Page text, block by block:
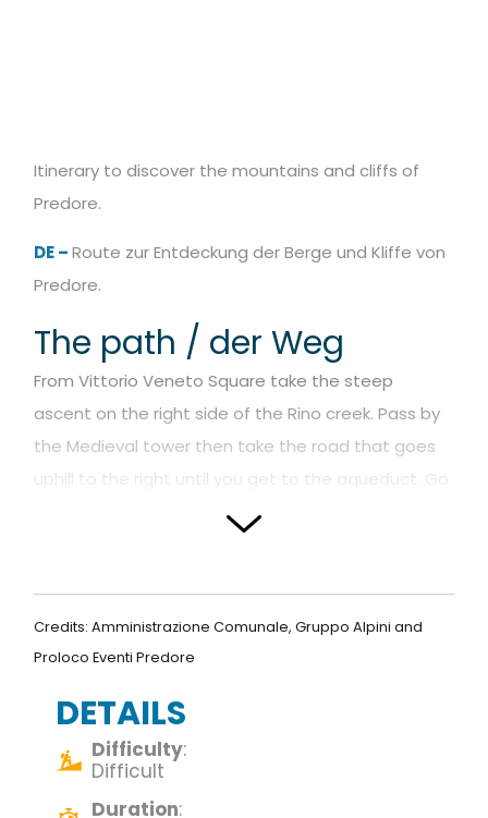
Itinerary to discover the mountains and cliffs of
Predore.
DE –Route zur Entdeckung der Berge und Kliffe von
Predore.
The path / der Weg
From Vittorio Veneto Square take the steep
ascent on the right side of the Rino creek. Pass by
the Medieval tower then take the road that goes
uphill to the right until you get to the aqueduct. Go
left (track nr. 709). Continue passing by the Saint
puddle. Keep going uphill, then turn right on the
Giogo hill. Continue on the ascent and take track
nr. 707 which will lead you to Punta Alta. Then take
track nr. 734 downhill which offers superb views of
the Corno vertical wall. Follow the path on the right
Credits: Amministrazione Comunale, Gruppo Alpini and
Proloco Eventi Predore
DETAILS
Difficulty:
Difficult
Duration: